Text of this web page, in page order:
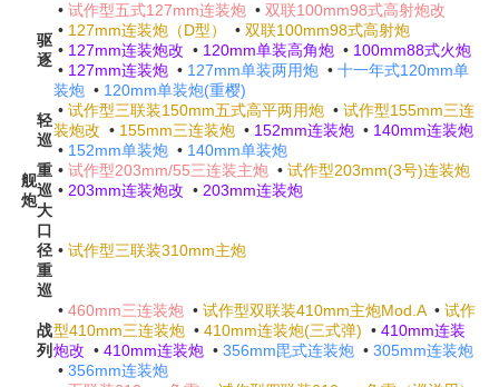
舰
炮
驱
逐
• 试作型五式127mm连装炮 • 双联100mm98式高射炮改
• 127mm连装炮（D型） • 双联100mm98式高射炮
• 127mm连装炮改 • 120mm单装高角炮 • 100mm88式火炮
• 127mm连装炮 • 127mm单装两用炮 • 十一年式120mm单
装炮 • 120mm单装炮(重樱)
轻
巡
• 试作型三联装150mm五式高平两用炮 • 试作型155mm三连
装炮改 • 155mm三连装炮 • 152mm连装炮 • 140mm连装炮
• 152mm单装炮 • 140mm单装炮
重
巡
• 试作型203mm/55三连装主炮 • 试作型203mm(3号)连装炮
• 203mm连装炮改 • 203mm连装炮
大
口
径
重
巡
• 试作型三联装310mm主炮
战
列
• 460mm三连装炮 • 试作型双联装410mm主炮Mod.A • 试作
型410mm三连装炮 • 410mm连装炮(三式弹) • 410mm连装
炮改 • 410mm连装炮 • 356mm毘式连装炮 • 305mm连装炮
• 356mm连装炮